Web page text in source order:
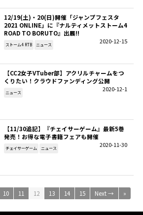
12/19(土)・20(日)開催「ジャンプフェスタ
2021 ONLINE」に『ナルティメットストーム4
ROAD TO BORUTO』出展!!
2020-12-15
ストーム4 RTB ニュース
【CC2女子VTuber部】アクリルチャームをつ
くりたい！クラウドファンディング公開
2020-12-1
ニュース
【11/30追記】『チェイサーゲーム』最新5巻
発売！お得な電子書籍フェアも開催
2020-11-30
チェイサーゲーム ニュース
10 11 12 13 14 15 Next → »